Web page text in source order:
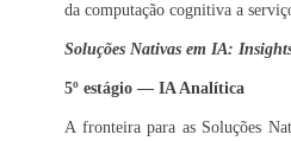
da computação cognitiva a
Soluções Nativas em IA:
5º estágio — IA Analítica
A fronteira para as Soluções